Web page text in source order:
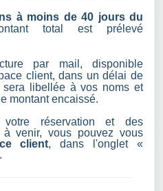
à moins de 40 jours du
total est prélevé
par mail, disponible
client, dans un délai de
libellée à vos noms et
montant encaissé.
réservation et des
à venir, vous pouvez vous
client, dans l'onglet «